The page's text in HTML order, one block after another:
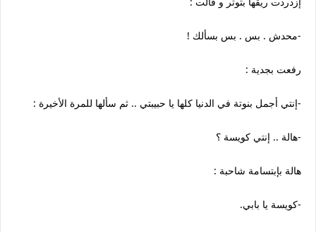
-محدش . بس . بس بسألك !
رفعت بجدية :
-إنتي أجمل بنوتة في الدنيا كلها يا حبيبتي .. ثم سألها للمرة الأخيرة :
-هالة .. إنتي كويسة ؟
هالة بإبتسامة شاحبة :
-كويسة يا بابي.